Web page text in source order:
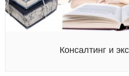
Консалтинг и